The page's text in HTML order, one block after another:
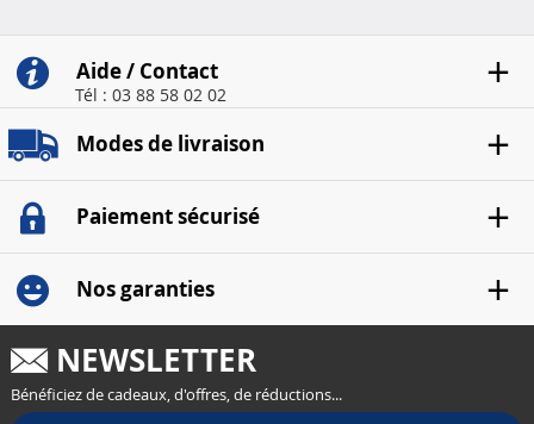
Aide / Contact
Tél : 03 88 58 02 02
Modes de livraison
Paiement sécurisé
Nos garanties
NEWSLETTER
Bénéficiez de cadeaux, d'offres, de réductions...